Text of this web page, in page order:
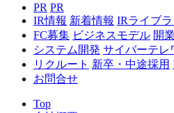
PR PR
IR情報 新着情報 IRライブ
FC募集 ビジネスモデル 開
システム開発 サイバーテレ
リクルート 新卒・中途採用
お問合せ
Top